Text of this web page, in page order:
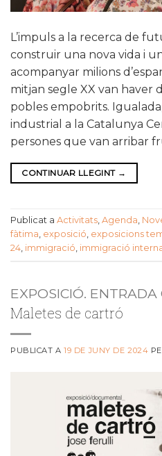
L’impuls a la recerca de
construir una nova vida i
acompanyar milions
mitjan segle XX van haver
pobles empobrits.
industrial a la Catalunya
persones que van arribar
CONTINUAR LLEGINT →
Publicat a Activitats, Agenda,
fàtima, exposició, exposicions
24, immigració, immigració
EXPOSICIÓ.
Maletes de cartró
PUBLICAT A19 DE JUNY DE 2024